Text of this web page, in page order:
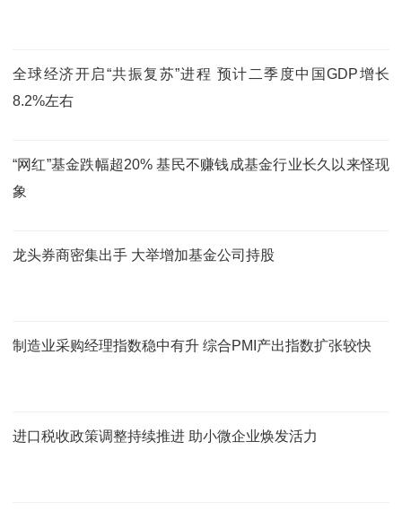
全球经济开启“共振复苏”进程 预计二季度中国GDP增长
8.2%左右
“网红”基金跌幅超20% 基民不赚钱成基金行业长久以来怪现
象
龙头券商密集出手 大举增加基金公司持股
制造业采购经理指数稳中有升 综合PMI产出指数扩张较快
进口税收政策调整持续推进 助小微企业焕发活力